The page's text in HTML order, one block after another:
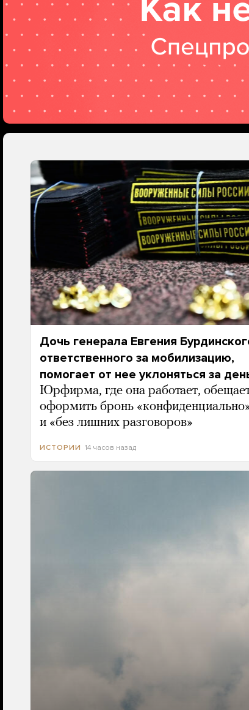
Дочь генерала Евгения
ответственного за мобилизацию,
помогает от нее уклоняться за
Юрфирма, где она работает,
оформить бронь
и «без лишних разговоров»
ИСТОРИИ 14 часов назад